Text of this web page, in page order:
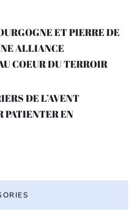
ET PIERRE DE
ALLIANCE
COEUR DU TERROIR
DE L’AVENT
PATIENTER EN